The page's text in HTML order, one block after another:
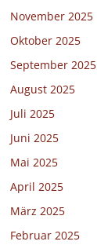
November 2025
Oktober 2025
September 2025
August 2025
Juli 2025
Juni 2025
Mai 2025
April 2025
März 2025
Februar 2025